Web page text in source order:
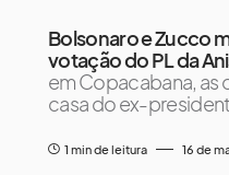
Bolsonaro e Zucco
votação do PL da
em Copacabana, as
casa do ex-
1 min de leitura 16 de